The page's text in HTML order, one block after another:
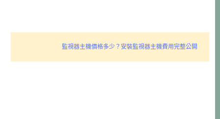
監視器主機價格多少？安裝監視器主機費用完整公開